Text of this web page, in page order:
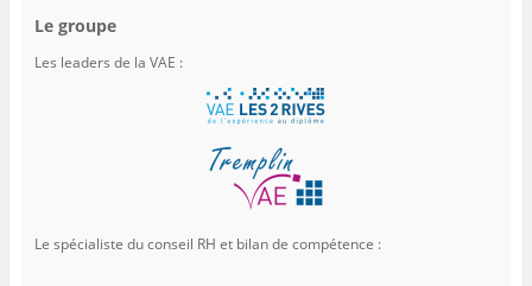
Le groupe
Les leaders de la VAE :
Le spécialiste du conseil RH et bilan de compétence :